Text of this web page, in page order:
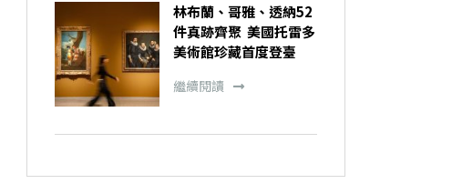
林布蘭、哥雅、透納52
件真跡齊聚 美國托雷多
美術館珍藏首度登臺
繼續閱讀